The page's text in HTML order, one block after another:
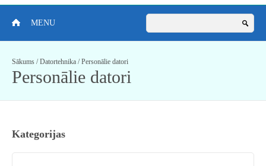
MENU
Sākums /Datortehnika /Personālie datori
Personālie datori
Kategorijas